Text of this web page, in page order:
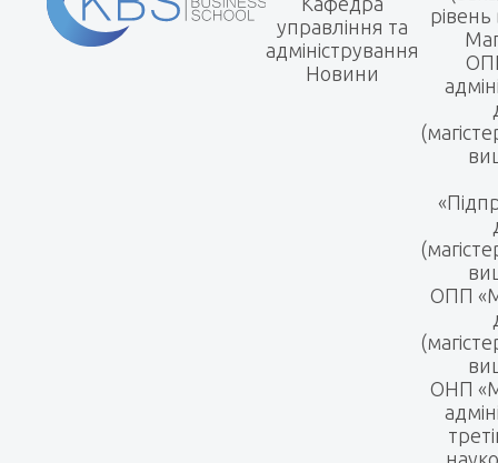
управління та
адміністрування
Новини
рівень
ОПП
ОНП